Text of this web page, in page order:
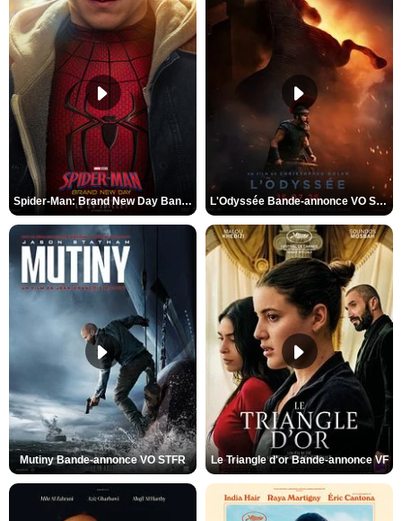
Spider-Man: Brand New Day Bande-annonce VO STFR L'Odyssée Bande-annonce VO STFR
Mutiny Bande-annonce VO STFR Le Triangle d'or Bande-annonce VF